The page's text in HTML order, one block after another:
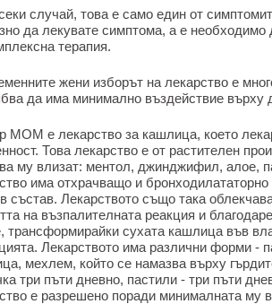
случай, това е само един от
да лекувате симптома, а е
терапия.
жени изборът на лекарство е
да има минимално въздействие върху
МОМ е лекарство за кашлица, което
Това лекарство е от растителен
му влизат: ментол, джинджифил, алое,
има отхрачващо и
състав. Лекарството също така
на възпалителната реакция и
трансформирайки сухата кашлица във
Лекарството има различни форми -
мехлем, който се намазва върху
три пъти дневно, пастили - три пъти
е разрешено поради минималната му